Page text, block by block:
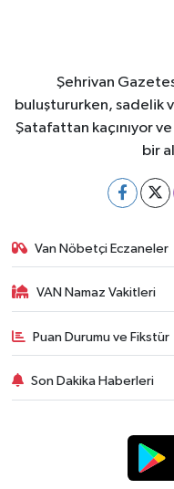
Şehrivan
buluştururken, sadelik
Şatafattan kaçınıyor
bir
Van Nöbetçi Eczaneler
VAN Namaz Vakitleri
Puan Durumu ve Fikstür
Son Dakika Haberleri